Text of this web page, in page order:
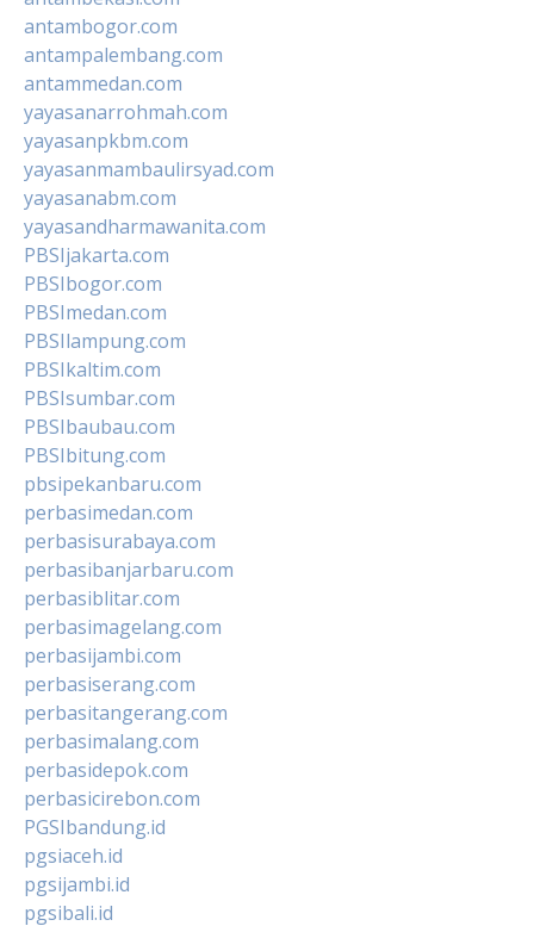
antambogor.com
antampalembang.com
antammedan.com
yayasanarrohmah.com
yayasanpkbm.com
yayasanmambaulirsyad.com
yayasanabm.com
yayasandharmawanita.com
PBSIjakarta.com
PBSIbogor.com
PBSImedan.com
PBSIlampung.com
PBSIkaltim.com
PBSIsumbar.com
PBSIbaubau.com
PBSIbitung.com
pbsipekanbaru.com
perbasimedan.com
perbasisurabaya.com
perbasibanjarbaru.com
perbasiblitar.com
perbasimagelang.com
perbasijambi.com
perbasiserang.com
perbasitangerang.com
perbasimalang.com
perbasidepok.com
perbasicirebon.com
PGSIbandung.id
pgsiaceh.id
pgsijambi.id
pgsibali.id